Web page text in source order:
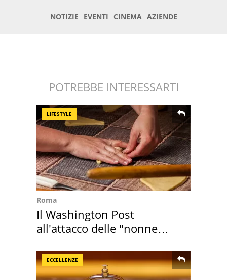
POTREBBE INTERESSARTI
LIFESTYLE
Roma
Il Washington Post
all'attacco delle "nonne
ECCELLENZE